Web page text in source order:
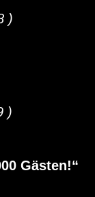
)
)
Gästen!“